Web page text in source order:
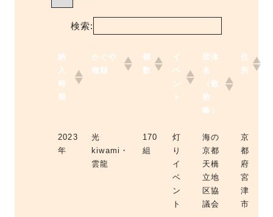
検索:
納
入
時
期
かぐや
種類
個
数
イ
ベ
ン
ト
団体
名
（敬
称
略）
住
所
2023
年
光
kiwami・
雲龍
170
組
灯
り
イ
ベ
ン
ト
海の
京都
天橋
立地
区協
議会
京
都
府
宮
津
市